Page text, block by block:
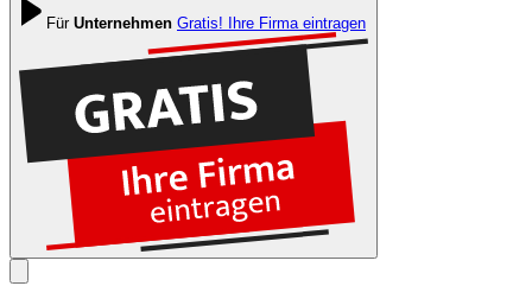
Für Unternehmen Gratis! Ihre Firma eintragen